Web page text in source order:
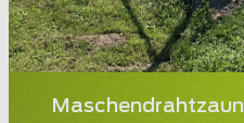
Maschendrahtzaun